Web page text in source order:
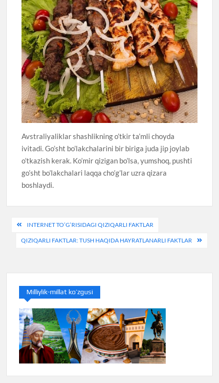
Avstraliyaliklar shashlikning o’tkir ta’mli choyda
ivitadi. Go’sht bo’lakchalarini bir biriga juda jip joylab
o’tkazish kerak. Ko’mir qizigan bo’lsa, yumshoq, pushti
go’sht bo’lakchalari laqqa cho’g’lar uzra qizara
boshlaydi.
Post
menyusi
INTERNET TO’G’RISIDAGI QIZIQARLI FAKTLAR
QIZIQARLI FAKTLAR: TUSH HAQIDA HAYRATLANARLI FAKTLAR
Milliylik-millat ko’zgusi